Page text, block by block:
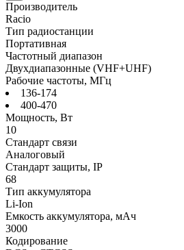
Производитель
Racio
Тип радиостанции
Портативная
Частотный диапазон
Двухдиапазонные (VHF+UHF)
Рабочие частоты, МГц
136-174
400-470
Мощность, Вт
10
Стандарт связи
Аналоговый
Стандарт защиты, IP
68
Тип аккумулятора
Li-Ion
Емкость аккумулятора, мАч
3000
Кодирование